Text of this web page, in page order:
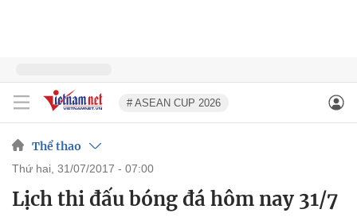
# ASEAN CUP 2026
Thể thao
thứ hai, 31/07/2017 - 07:00
Lịch thi đấu bóng đá hôm nay 31/7